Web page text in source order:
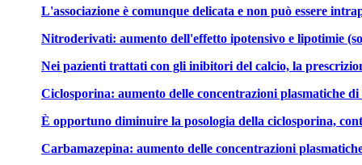
L'associazione è comunque delicata e non può essere
Nitroderivati: aumento dell'effetto ipotensivo e lipotimie
Nei pazienti trattati con gli inibitori del calcio, la
Ciclosporina: aumento delle concentrazioni plasmatiche
È opportuno diminuire la posologia della ciclosporina,
Carbamazepina: aumento delle concentrazioni